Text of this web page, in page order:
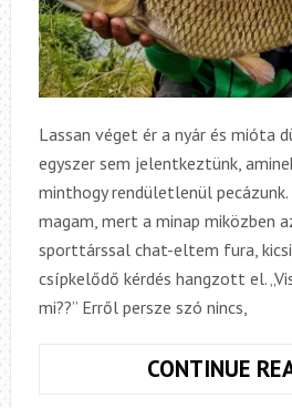
Lassan véget ér a nyár és mióta
egyszer sem jelentkeztünk,
minthogy rendületlenül
magam, mert a minap miközben
sporttárssal chat-eltem fura,
csípkelődő kérdés hangzott el.
mi??” Erről persze szó nincs,
CONTINUE